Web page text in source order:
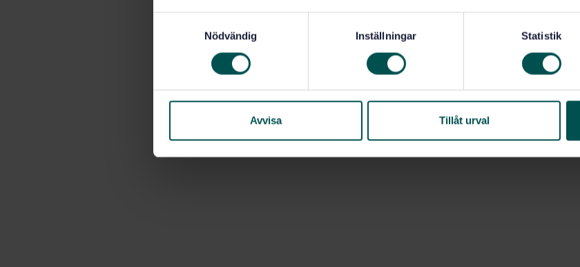
s
Nödvändig Inställningar Statistik
Avvisa Tillåt urval